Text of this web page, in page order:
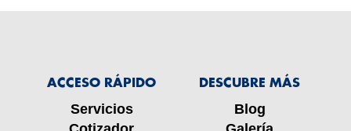
ACCESO RÁPIDO
Servicios
DESCUBRE MÁS
Blog